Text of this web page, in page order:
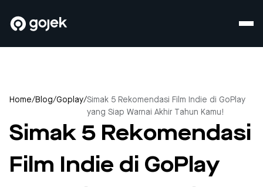
Home/Blog/Goplay/Simak 5 Rekomendasi Film Indie di GoPlay
yang Siap Warnai Akhir Tahun Kamu!
Simak 5 Rekomendasi
Film Indie di GoPlay